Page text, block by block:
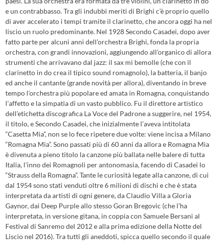
e un contrabbasso. Tra gli indubbi meriti di Brighi c’è proprio quello
di aver accelerato i tempi tramite il clarinetto, che ancora oggi ha nel
liscio un ruolo predominante. Nel 1928 Secondo Casadei, dopo aver
fatto parte per alcuni anni dell’orchestra Brighi, fonda la propria
orchestra, con grandi innovazioni, aggiungendo all’organico di allora
strumenti che arrivavano dal jazz: il sax mi bemolle (che con il
clarinetto in do crea il tipico sound romagnolo), la batteria, il banjo
ed anche il cantante (grande novità per allora), diventando in breve
tempo l’orchestra più popolare ed amata in Romagna, conquistando
l’affetto e la simpatia di un vasto pubblico. Fu il direttore artistico
dell’etichetta discografica La Voce del Padrone a suggerire, nel 1954,
il titolo, e Secondo Casadei, che inizialmente l’aveva intitolata
“Casetta Mia”, non se lo fece ripetere due volte: viene incisa a Milano
“Romagna Mia”. Sono passati più di 60 anni da allora e Romagna Mia
è divenuta a pieno titolo la canzone più ballata nelle balere di tutta
Italia, l’inno dei Romagnoli per antonomasia, facendo di Casadei lo
“Strauss della Romagna”. Tante le curiosità legate alla canzone, di cui
dal 1954 sono stati venduti oltre 6 milioni di dischi e che è stata
interpretata da artisti di ogni genere, da Claudio Villa a Gloria
Gaynor, dai Deep Purple allo stesso Goran Bregovic (che l’ha
interpretata, in versione gitana, in coppia con Samuele Bersani al
Festival di Sanremo del 2012 e alla prima edizione della Notte del
Liscio nel 2016). Tra tutti gli aneddoti, spicca quello secondo il quale